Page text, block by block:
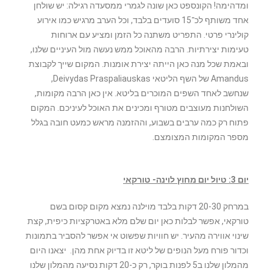
ומדהימה! הקונספט כאן שונה לגמרי ממסעדה רגילה: יש שולחן
אחד משותף לכ־15 סועדים בלבד, וכל הערב מרגיש כמו אירוע
קולינרי פרטי. התפריט משתנה כל הזמן ומציע עם ארוחות
טעימות יצירתיות. הרבה מהאוכל ממש נעשה מול העיניים שלנו,
ובאמת שכל מנה כאן הייתה יצירת אומנות. המקום שייך לקבוצת
Amandus של השף הליטאי Deivydas Praspaliauskas,
שנחשב לאחד השפים המוכרים בליטא. אין כאן הרבה מקומות,
השולחנות מעוצבים מטורף ומכינים את האוכל לעיניכם. המקום
פתוח רק כמה ערבים בשבוע, וההזמנה מראש כמעט חובה בגלל
מספר המקומות המצומצם.
יום 3: טיול יום מחוץ לוינה- טורקאי
במרחק 20-30 דקות בלבד מוילנה נמצא מקום קסום בשם
טורקאי, אפשר לבלות כאן יום שלם מלא באטרקציות כיפית, קצת
שינוי אווירה מהעיר. יש חוויות שפשוט אי אפשר להסביר בתמונות
וכדור פורח מעל הנופים של ליטא זו בדיוק אחת מהן. יצאנו היום
מהמלון שלנו ב5 לפנות בוקר, רק כ-20 דקות נסיעה מהמלון שלנו